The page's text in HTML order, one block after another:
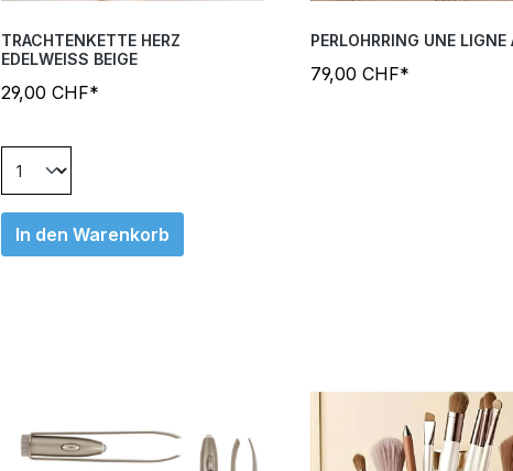
TRACHTENKETTE HERZ
EDELWEISS BEIGE
29,00 CHF*
In den Warenkorb
PERLOHRRING UNE LIGNE
79,00 CHF*